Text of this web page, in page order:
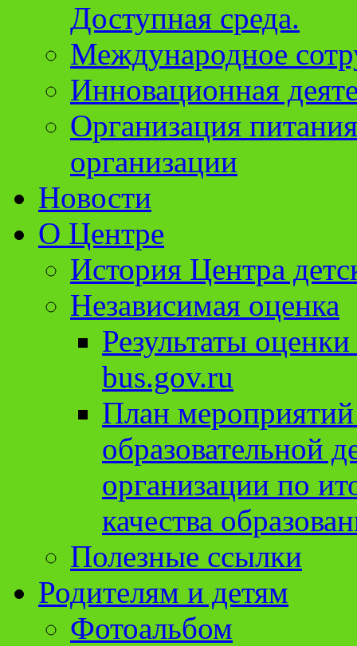
Доступная среда.
Международное
Инновационная
Организация
организации
Новости
О Центре
История Центра
Независимая оценка
Результаты
bus.gov.ru
План
образовательной
организации по
качества
Полезные ссылки
Родителям и детям
Фотоальбом